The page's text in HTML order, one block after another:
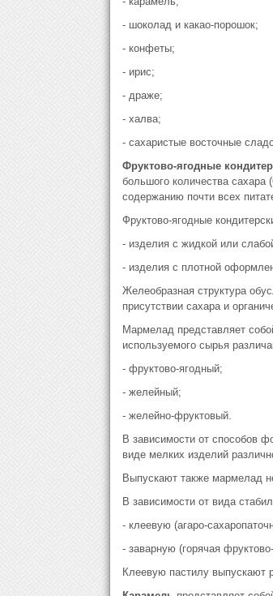
- шоколад и какао-порошок;
- конфеты;
- ирис;
- драже;
- халва;
- сахаристые восточные
Фруктово-ягодные
большого количества сахара
содержанию почти всех
Фруктово-ягодные
- изделия с жидкой или
- изделия с плотной
Желеобразная структура
присутствии сахара и
Мармелад представляет
используемого сырья
- фруктово-ягодный;
- желейный;
- желейно-фруктовый.
В зависимости от способов
виде мелких изделий
Выпускают также мармелад
В зависимости от вида
- клеевую (агаро-
- заварную (горячая
Клеевую пастилу выпускают